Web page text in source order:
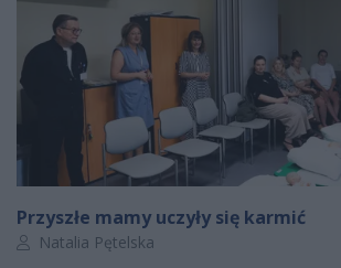
Przyszłe mamy uczyły się karmić
Autor artykułu:
Natalia Pętelska